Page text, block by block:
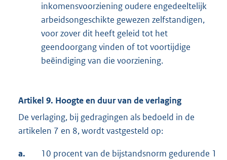
inkomensvoorziening oudere engedeeltelijk
arbeidsongeschikte gewezen zelfstandigen,
voor zover dit heeft geleid tot het
geendoorgang vinden of tot voortijdige
beëindiging van die voorziening.
Artikel 9. Hoogte en duur van de verlaging
De verlaging, bij gedragingen als bedoeld in de
artikelen 7 en 8, wordt vastgesteld op:
a.
10 procent van de bijstandsnorm gedurende 1